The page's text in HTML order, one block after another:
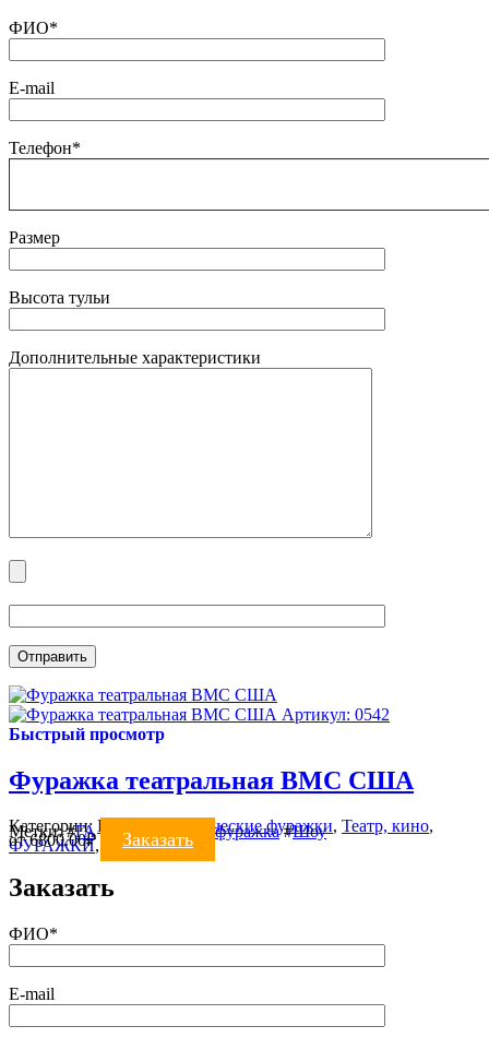
ФИО*
E-mail
Телефон*
Размер
Высота тульи
Дополнительные характеристики
Артикул: 0542
Быстрый просмотр
Фуражка театральная ВМС США
Категории: Военно-исторические фуражки, Театр, кино,
ФУРАЖКИ, Цирк, шоу
Метки:#ГА# театральные фуражка#Шоу
от6800.00₽ Заказать
Заказать
ФИО*
E-mail